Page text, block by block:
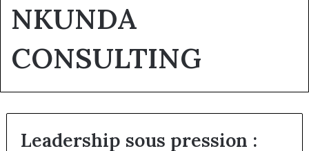
NKUNDA
CONSULTING
Leadership sous pression :